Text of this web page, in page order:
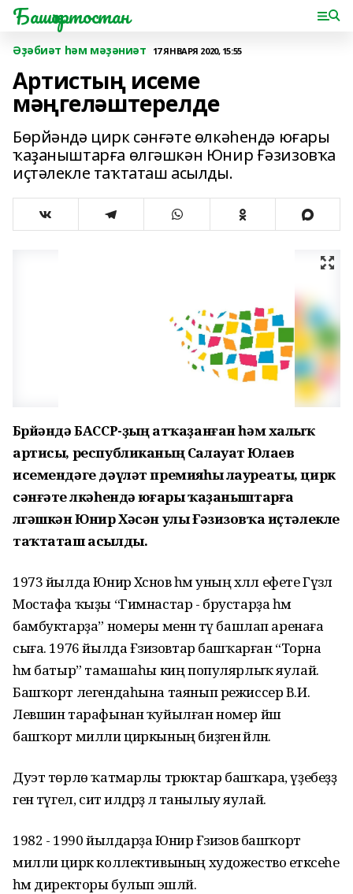
Башҡортостан
Әҙәбиәт һәм мәҙәниәт 17 ЯНВАРЯ 2020, 15:55
Артистың исеме
мәңгеләштерелде
Бөрйәндә цирк сәнғәте өлкәһендә юғары
ҡаҙаныштарға өлгәшкән Юнир Ғәзизовҡа
иҫтәлекле таҡтаташ асылды.
Бөрйәндә БАССР-ҙың атҡаҙанған һәм халыҡ
артисы, республиканың Салауат Юлаев
исемендәге дәүләт премияһы лауреаты, цирк
сәнғәте өлкәһендә юғары ҡаҙаныштарға
өлгәшкән Юнир Хәсән улы Ғәзизовҡа иҫтәлекле
таҡтаташ асылды.
1973 йылда Юнир Хәсәнов һәм уның хәләл ефете Гүзәл
Мостафа ҡыҙы “Гимнастар - брустарҙа һәм
бамбуктарҙа” номеры менән тәү башлап аренаға
сыға. 1976 йылда Ғәзизовтар башҡарған “Торна
һәм батыр” тамашаһы киң популярлыҡ яулай.
Башҡорт легендаһына таянып режиссер В.И.
Левшин тарафынан ҡуйылған номер йәш
башҡорт милли циркының биҙәгенә әйләнә.
Дуэт төрлө ҡатмарлы трюктар башҡара, үҙебеҙҙә
генә түгел, сит илдәрҙә лә танылыу яулай.
1982 - 1990 йылдарҙа Юнир Ғәзизов башҡорт
милли цирк коллективының художество етәксеһе
һәм директоры булып эшләй.